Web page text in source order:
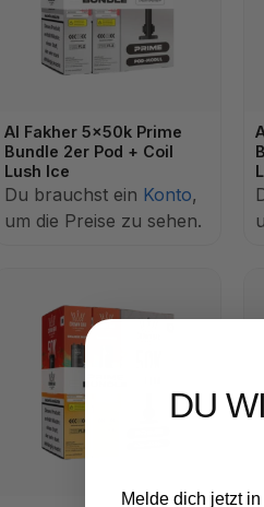
Al Fakher 5x50k Prime
Bundle 2er Pod + Coil
Lush Ice
Du brauchst ein Konto,
um die Preise zu sehen.
DU
Melde dich jetzt